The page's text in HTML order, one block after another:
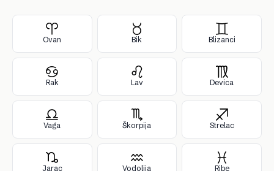
Ovan Bik Blizanci
Rak Lav Devica
Vaga Škorpija Strelac
Jarac Vodolija Ribe